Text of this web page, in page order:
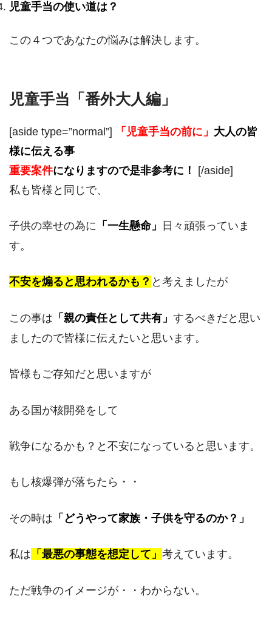
児童手当の使い道は？
この４つであなたの悩みは解決します。
児童手当「番外大人編」
[aside type=”normal”] 「児童手当の前に」 大人の皆
様に伝える事
重要案件になりますので是非参考に！
[/aside]
私も皆様と同じで、
子供の幸せの為に 「一生懸命」
日々頑張っていま
す。
不安を煽ると思われるかも？ と考えましたが
この事は 「 親の責任として共有」 するべきだと思い
ましたので皆様に伝えたいと思います。
皆様もご存知だと思いますが
ある国が核開発をして
戦争になるかも？と不安になっていると思います。
もし核爆弾が落ちたら・・
その時は 「どうやって家族・子供を守るのか？」
私は 「最悪の事態を想定して」 考えています。
ただ戦争のイメージが・・わからない。